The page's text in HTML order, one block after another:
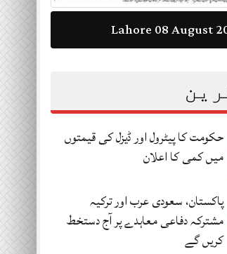
Lahore 08 August
حکومت کا پیٹرول اور ڈیزل کی قیمتوں
میں کمی کا اعلان
پاکستان، سعودی عرب اور ترکیہ
مشترکہ دفاعی معاہدے پر آج دستخط
کریں گے